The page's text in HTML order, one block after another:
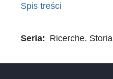
Spis treści
Seria Ricerche.